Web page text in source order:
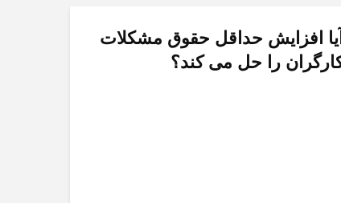
افزایش حداقل حقوق مشکلات
را حل می کند؟